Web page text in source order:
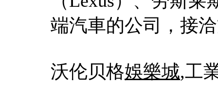
端汽車的公司，接
沃伦贝格娛樂城,工